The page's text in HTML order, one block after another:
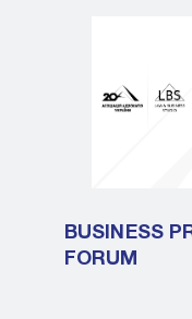
BUSINESS
FORUM